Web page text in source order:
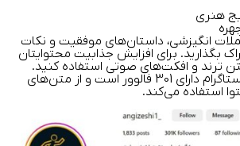
انگیزشی، داستان‌های موفقیت و نکات
بگذارید. برای افزایش جذابیت محتوایتان
ترند و افکت‌های صوتی استفاده کنید.
پیج انگیزشی یک در اینستاگرام دارای 301 فالوور است و از متن‌های
استفاده می‌کند.